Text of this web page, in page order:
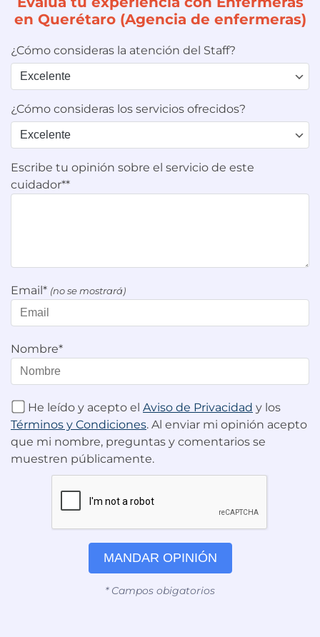
en Querétaro (Agencia de enfermeras)
¿Cómo consideras la atención del Staff?
¿Cómo consideras los servicios ofrecidos?
Escribe tu opinión sobre el servicio de este
cuidador**
Email* (no se mostrará)
Nombre*
He leído y acepto el Aviso de Privacidad y los
Términos y Condiciones. Al enviar mi opinión acepto
que mi nombre, preguntas y comentarios se
muestren públicamente.
MANDAR OPINIÓN
* Campos obigatorios